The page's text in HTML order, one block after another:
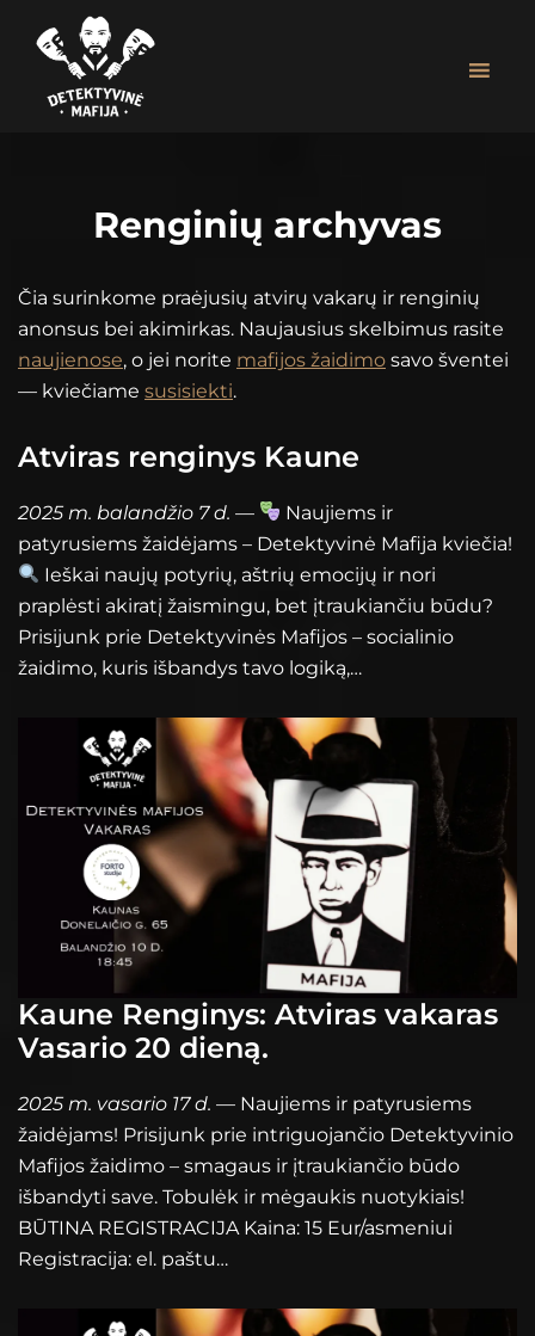
content
RENGINIAMS
ASMENINĖMS
ŠVENTĖMS
Renginių archyvas
Čia surinkome praėjusių atvirų vakarų ir renginių
anonsus bei akimirkas. Naujausius skelbimus rasite
naujienose, o jei norite mafijos žaidimo savo šventei
— kviečiame susisiekti.
Atviras renginys Kaune
2025 m. balandžio 7 d. —
Naujiems ir
patyrusiems žaidėjams – Detektyvinė Mafija kviečia!
Ieškai naujų potyrių, aštrių emocijų ir nori
praplėsti akiratį žaismingu, bet įtraukiančiu būdu?
Prisijunk prie Detektyvinės Mafijos – socialinio
žaidimo, kuris išbandys tavo logiką,…
Kaune Renginys: Atviras vakaras
Vasario 20 dieną.
2025 m. vasario 17 d. — Naujiems ir patyrusiems
žaidėjams! Prisijunk prie intriguojančio Detektyvinio
Mafijos žaidimo – smagaus ir įtraukiančio būdo
išbandyti save. Tobulėk ir mėgaukis nuotykiais!
BŪTINA REGISTRACIJA Kaina: 15 Eur/asmeniui
Registracija: el. paštu…